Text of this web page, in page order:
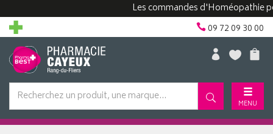
Les commandes d'Homéopathie
09 72 09 30 00
MENU